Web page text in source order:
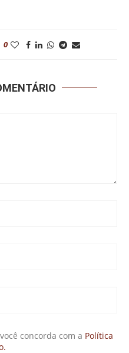
0
concorda com a Política